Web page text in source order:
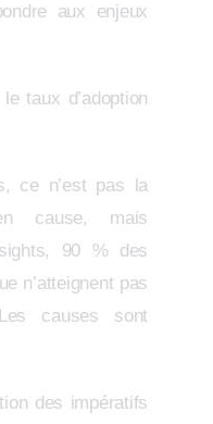
aux enjeux
taux d’adoption
ce n’est pas la
cause, mais
90 % des
n’atteignent pas
causes sont
des impératifs